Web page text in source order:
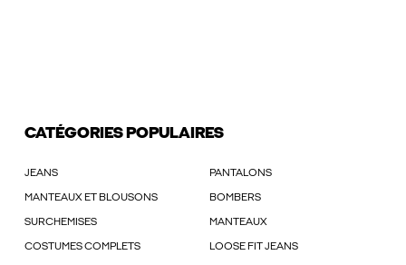
CATÉGORIES POPULAIRES
JEANS PANTALONS
MANTEAUX ET BLOUSONS BOMBERS
SURCHEMISES MANTEAUX
COSTUMES COMPLETS LOOSE FIT JEANS